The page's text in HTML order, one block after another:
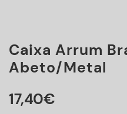
Caixa Arrum
Abeto/metal
17,40€